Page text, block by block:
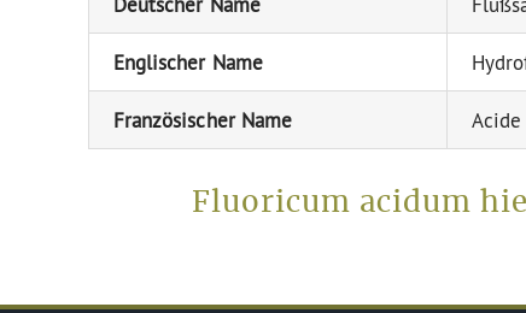
Englischer Name
Französischer Name
Fluoricum acidum